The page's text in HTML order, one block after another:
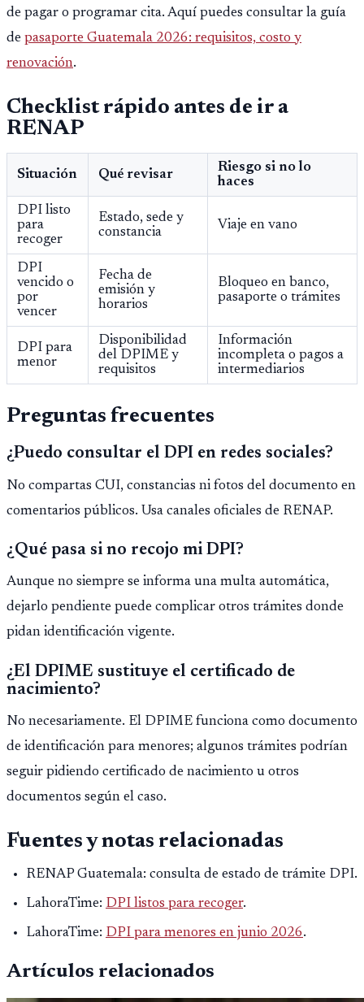
de pagar o programar cita. Aquí puedes consultar la guía
de pasaporte Guatemala 2026: requisitos, costo y
renovación.
Checklist rápido antes de ir a
RENAP
Situación Qué revisar
Riesgo si no lo
haces
DPI listo
para
recoger
Estado, sede y
constancia
Viaje en vano
DPI
vencido o
por
vencer
Fecha de
emisión y
horarios
Bloqueo en banco,
pasaporte o trámites
DPI para
menor
Disponibilidad
del DPIME y
requisitos
Información
incompleta o pagos a
intermediarios
Preguntas frecuentes
¿Puedo consultar el DPI en redes sociales?
No compartas CUI, constancias ni fotos del documento en
comentarios públicos. Usa canales oficiales de RENAP.
¿Qué pasa si no recojo mi DPI?
Aunque no siempre se informa una multa automática,
dejarlo pendiente puede complicar otros trámites donde
pidan identificación vigente.
¿El DPIME sustituye el certificado de
nacimiento?
No necesariamente. El DPIME funciona como documento
de identificación para menores; algunos trámites podrían
seguir pidiendo certificado de nacimiento u otros
documentos según el caso.
Fuentes y notas relacionadas
RENAP Guatemala: consulta de estado de trámite DPI.
LahoraTime: DPI listos para recoger.
LahoraTime: DPI para menores en junio 2026.
Artículos relacionados